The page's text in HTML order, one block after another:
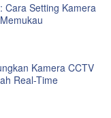
Cara Setting Kamera
Kamera CCTV
Real-Time